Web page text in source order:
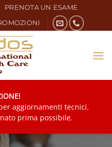
PRENOTA UN ESAME
aggiornamenti tecnici.
prima possibile.